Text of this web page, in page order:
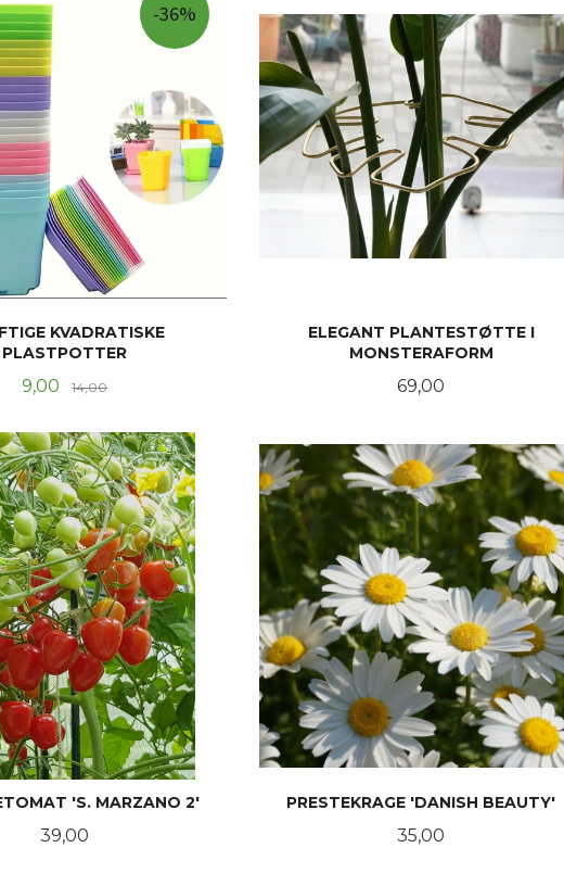
KVADRATISKE
PLASTPOTTER
Tilbud
9,00 14,00Rabatt
-36%
KJØP
ELEGANT PLANTESTØTTE I
MONSTERAFORM
Pris
69,00
KJØP
'S. MARZANO 2'
Pris
39,00
PRESTEKRAGE 'DANISH BEAUTY'
Pris
35,00